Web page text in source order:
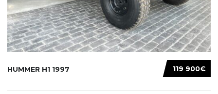
119 900€
HUMMER H1 1997